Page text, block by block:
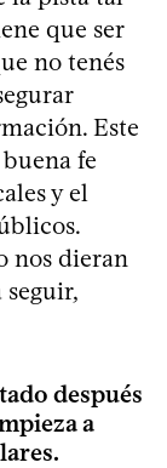
que ser
no tenés
Este
fe
y el
nos dieran
después
a